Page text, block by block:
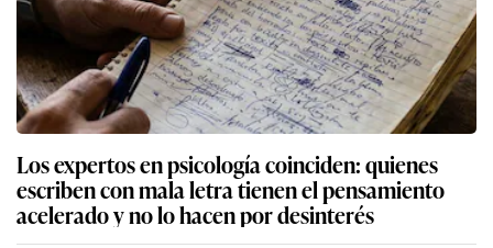
Los expertos en psicología coinciden: quienes
escriben con mala letra tienen el pensamiento
acelerado y no lo hacen por desinterés